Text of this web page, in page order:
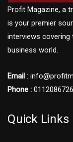
Profit Magazine, a
is your premier
interviews covering
business world.
Email :
Phone :
Quick Links